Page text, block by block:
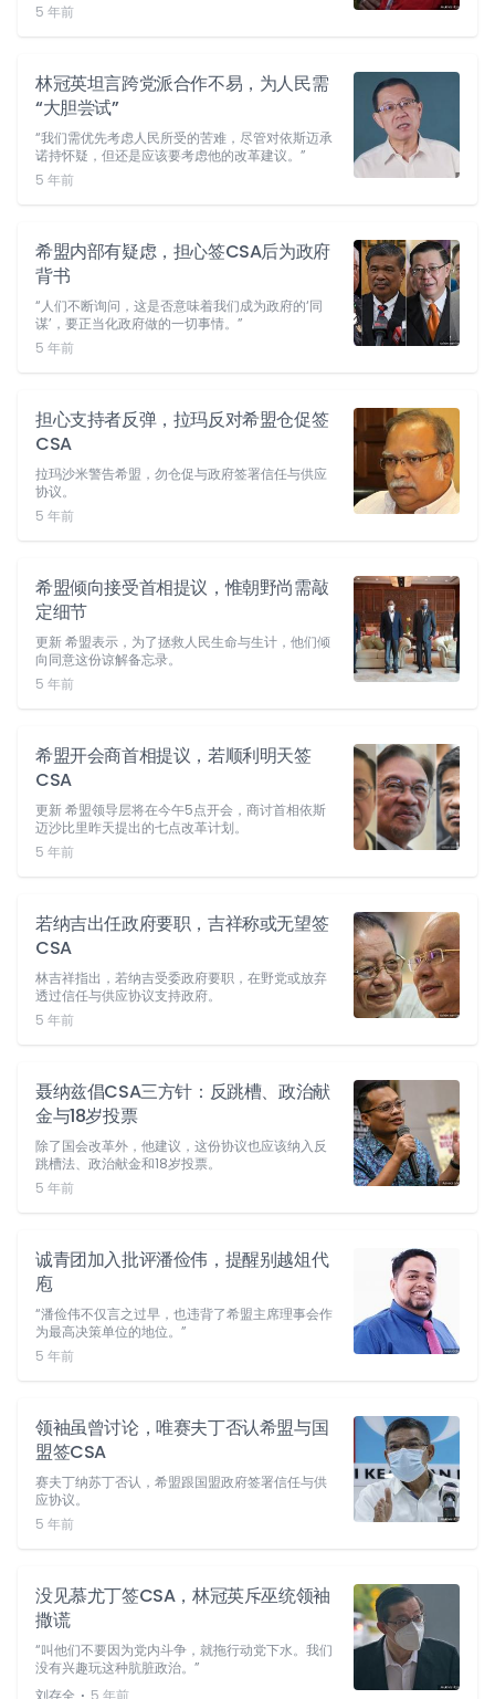
5 年前
林冠英坦言跨党派合作不易，为人民需
“大胆尝试”
“我们需优先考虑人民所受的苦难，尽管对依斯迈承
诺持怀疑，但还是应该要考虑他的改革建议。”
5 年前
希盟内部有疑虑，担心签CSA后为政府
背书
“人们不断询问，这是否意味着我们成为政府的‘同
谋’，要正当化政府做的一切事情。”
5 年前
担心支持者反弹，拉玛反对希盟仓促签
CSA
拉玛沙米警告希盟，勿仓促与政府签署信任与供应
协议。
5 年前
希盟倾向接受首相提议，惟朝野尚需敲
定细节
更新 希盟表示，为了拯救人民生命与生计，他们倾
向同意这份谅解备忘录。
5 年前
希盟开会商首相提议，若顺利明天签
CSA
更新 希盟领导层将在今午5点开会，商讨首相依斯
迈沙比里昨天提出的七点改革计划。
5 年前
若纳吉出任政府要职，吉祥称或无望签
CSA
林吉祥指出，若纳吉受委政府要职，在野党或放弃
透过信任与供应协议支持政府。
5 年前
聂纳兹倡CSA三方针：反跳槽、政治献
金与18岁投票
除了国会改革外，他建议，这份协议也应该纳入反
跳槽法、政治献金和18岁投票。
5 年前
诚青团加入批评潘俭伟，提醒别越俎代
庖
“潘俭伟不仅言之过早，也违背了希盟主席理事会作
为最高决策单位的地位。”
5 年前
领袖虽曾讨论，唯赛夫丁否认希盟与国
盟签CSA
赛夫丁纳苏丁否认，希盟跟国盟政府签署信任与供
应协议。
5 年前
没见慕尤丁签CSA，林冠英斥巫统领袖
撒谎
“叫他们不要因为党内斗争，就拖行动党下水。我们
没有兴趣玩这种肮脏政治。”
刘存全
5 年前